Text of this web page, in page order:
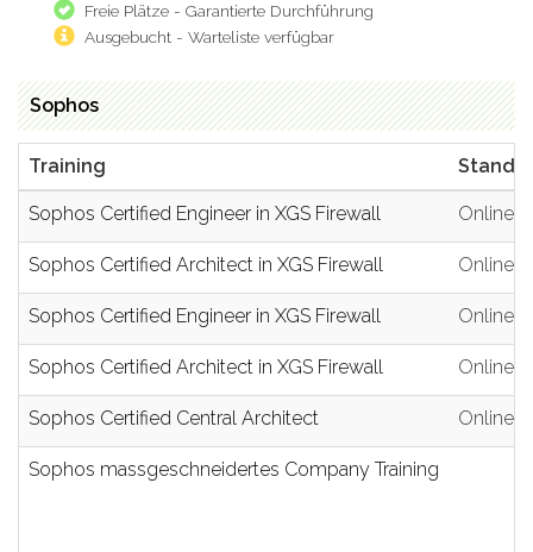
Freie Plätze - Garantierte Durchführung
Ausgebucht - Warteliste verfügbar
Sophos
Training
Sophos Certified Engineer in XGS Firewall Online
Sophos Certified Architect in XGS Firewall Online
Sophos Certified Engineer in XGS Firewall Online
Sophos Certified Architect in XGS Firewall Online
Sophos Certified Central Architect Online
Sophos massgeschneidertes Company Training